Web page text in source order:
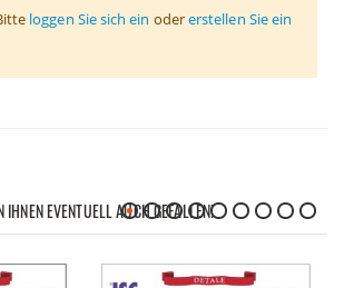
loggen Sie sich ein odererstellen Sie ein
IHNEN EVENTUELL AUCH GEFALLEN!